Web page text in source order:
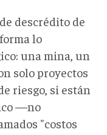
descrédito de
lo
una mina, un
solo proyectos
riesgo, si están
—no
"costos